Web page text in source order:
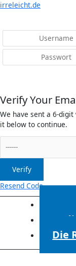
irreleicht.de
Verify Your
We have sent a 6-
it below to continue.
Verify
Resend Code
Menü
Die